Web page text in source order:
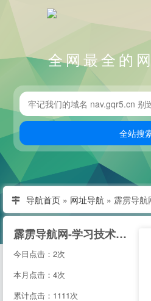
全网最全的
导航首页 » 网址导航 » 霹雳导
霹雳导航网-学习技术从这里开始
今日点击：2次
本月点击：4次
累计点击：1111次